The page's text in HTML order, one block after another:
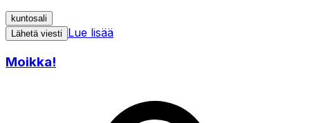
kuntosali
Lähetä viesti
Lue lisää
Moikka!